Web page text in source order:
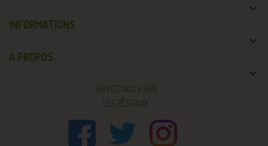

INFORMATIONS

A PROPOS

SUIVEZ-NOUS SUR
LES RÉSEAUX